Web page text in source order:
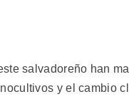
salvadoreño han
y el cambio